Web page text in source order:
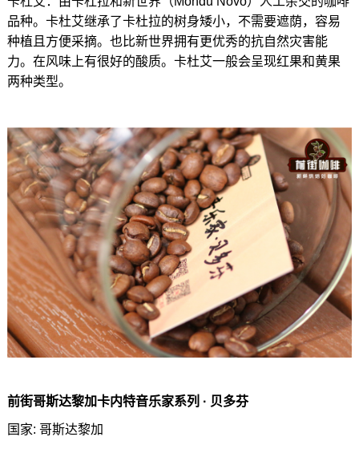
品种。卡杜艾继承了卡杜拉的树身矮小，不需要遮荫，容易
种植且方便采摘。也比新世界拥有更优秀的抗自然灾害能
力。在风味上有很好的酸质。卡杜艾一般会呈现红果和黄果
两种类型。
前街哥斯达黎加卡内特音乐家系列 · 贝多芬
国家: 哥斯达黎加